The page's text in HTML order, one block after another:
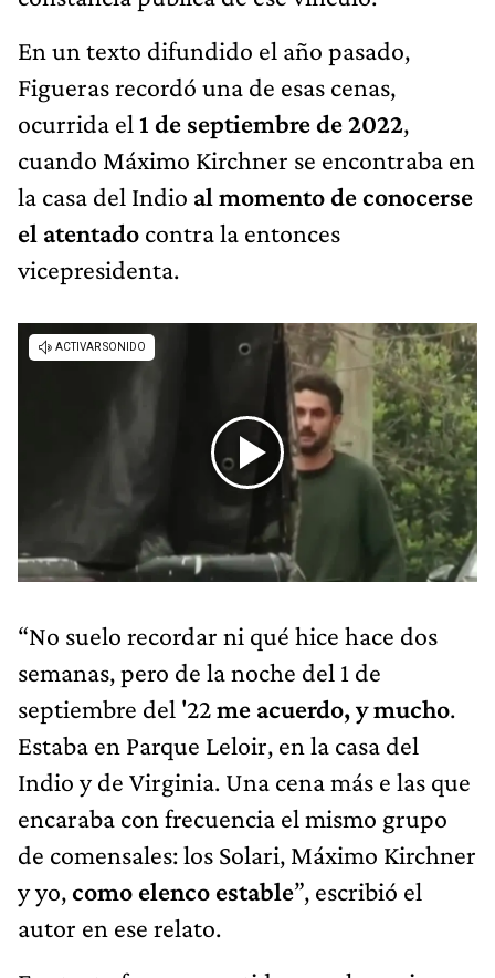
En un texto difundido el año pasado,
Figueras recordó una de esas cenas,
ocurrida el 1 de septiembre de 2022,
cuando Máximo Kirchner se encontraba en
la casa del Indio al momento de conocerse
el atentado contra la entonces
vicepresidenta.
“No suelo recordar ni qué hice hace dos
semanas, pero de la noche del 1 de
septiembre del '22me acuerdo, y mucho.
Estaba en Parque Leloir, en la casa del
Indio y de Virginia. Una cena más e las que
encaraba con frecuencia el mismo grupo
de comensales: los Solari, Máximo Kirchner
y yo,como elenco estable”, escribió el
autor en ese relato.